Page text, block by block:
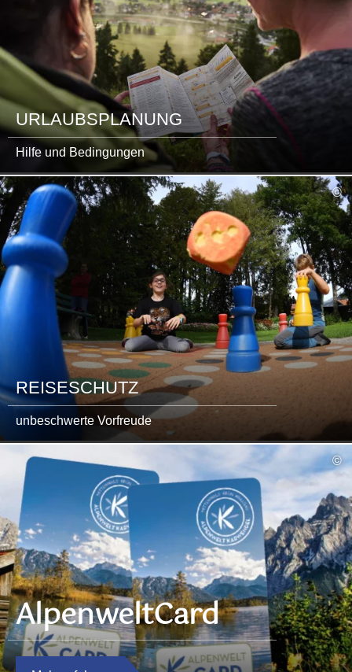
URLAUBSPLANUNG
Hilfe und Bedingungen
©
REISESCHUTZ
unbeschwerte Vorfreude
mehr
lesen
©
AlpenweltCard